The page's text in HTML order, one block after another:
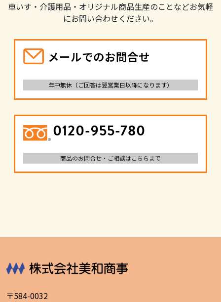
車いす・介護用品・オリジナル商品生産のことなどお気軽
にお問い合わせください。
メールでのお問合せ
年中無休（ご回答は翌営業日以降になります）
0120-955-780
商品のお問合せ・ご相談はこちらまで
〒584-0032